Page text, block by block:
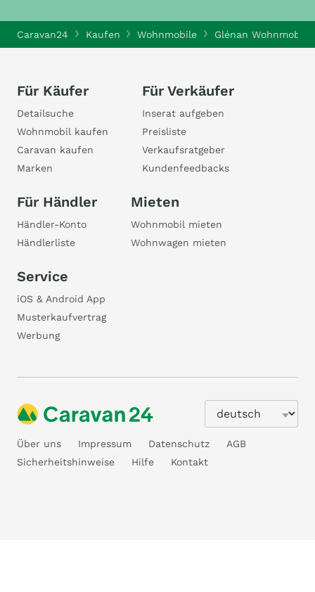
Caravan24 Kaufen Wohnmobile Glénan Wohnmobile
Für Käufer
Detailsuche
Wohnmobil kaufen
Caravan kaufen
Marken
Für Verkäufer
Inserat aufgeben
Preisliste
Verkaufsratgeber
Kundenfeedbacks
Für Händler
Händler-Konto
Händlerliste
Mieten
Wohnmobil mieten
Wohnwagen mieten
Service
iOS & Android App
Musterkaufvertrag
Werbung
Über uns Impressum Datenschutz
AGB
Sicherheitshinweise
Hilfe Kontakt